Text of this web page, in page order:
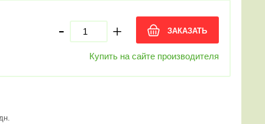
- + ЗАКАЗАТЬ
Купить на сайте производителя